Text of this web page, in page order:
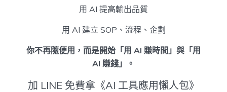
用 AI 提高輸出品質
用 AI 建立 SOP、流程、企劃
你不再隨便用，而是開始「用 AI 賺時間」與「用
AI 賺錢」。
加 LINE 免費拿《AI 工具應用懶人包》